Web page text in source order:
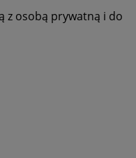
z osobą prywatną i do